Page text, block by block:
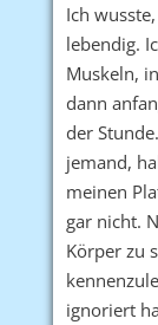
Ich
lebendig.
Muskeln,
dann
der
jemand,
meinen
gar nicht.
Körper zu
ignoriert